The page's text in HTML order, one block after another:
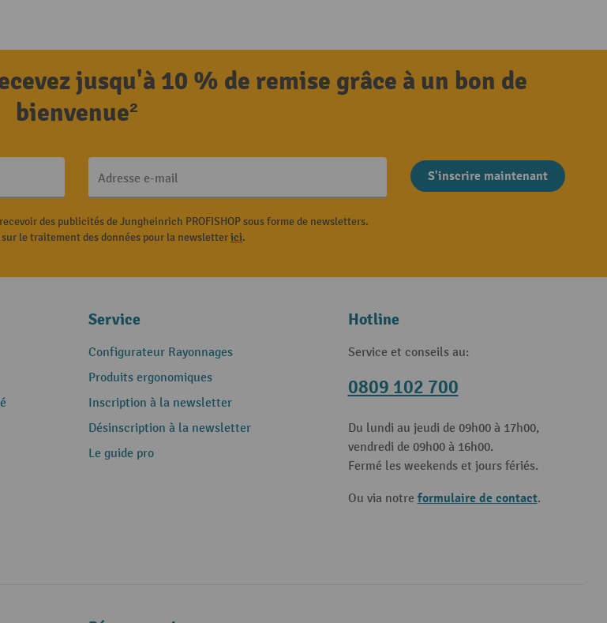
jusqu'à 10 % de remise grâce à un bon de
bienvenue²
Adresse e-mail S'inscrire maintenant
des publicités de Jungheinrich PROFISHOP sous forme de newsletters.
le traitement des données pour la newsletterici.
Service
Configurateur Rayonnages
Produits ergonomiques
Inscription à la newsletter
Désinscription à la newsletter
Le guide pro
Hotline
Service et conseils au:
0809 102 700
Du lundi au jeudi de 09h00 à 17h00,
vendredi de 09h00 à 16h00.
Fermé les weekends et jours fériés.
Ou via notre formulaire de contact.